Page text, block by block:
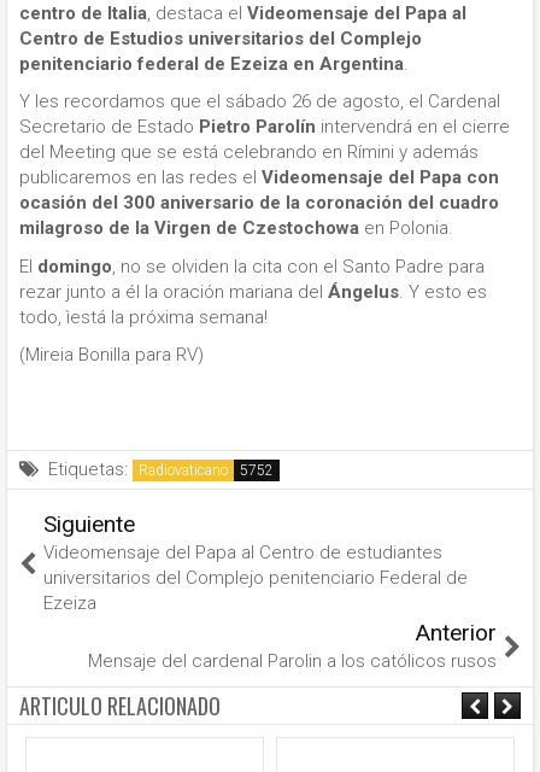
centro de Italia , destaca el Videomensaje del Papa al
Centro de Estudios universitarios del Complejo
penitenciario federal de Ezeiza en Argentina
Y les recordamos que el sábado 26 de agosto, el Cardenal
Secretario de Estado Pietro Parolín intervendrá en el cierre
del Meeting que se está celebrando en Rímini y además
publicaremos en las redes el Videomensaje del Papa con
ocasión del 300 aniversario de la coronación del cuadro
milagroso de la Virgen de Czestochowa en Polonia.
El domingo , no se olviden la cita con el Santo Padre para
rezar junto a él la oración mariana del Ángelus . Y esto es
todo, ìestá la próxima semana!
(Mireia Bonilla para RV)
Etiquetas: Radiovaticano
Siguiente
Videomensaje del Papa al Centro de estudiantes
universitarios del Complejo penitenciario Federal de
Ezeiza
Anterior
Mensaje del cardenal Parolin a los católicos rusos
ARTICULO RELACIONADO